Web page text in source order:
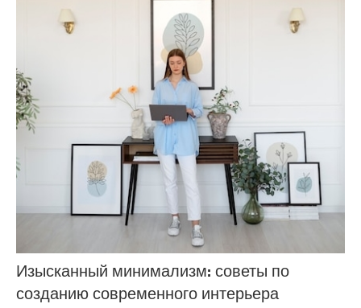
Изысканный минимализм: советы по
созданию современного интерьера